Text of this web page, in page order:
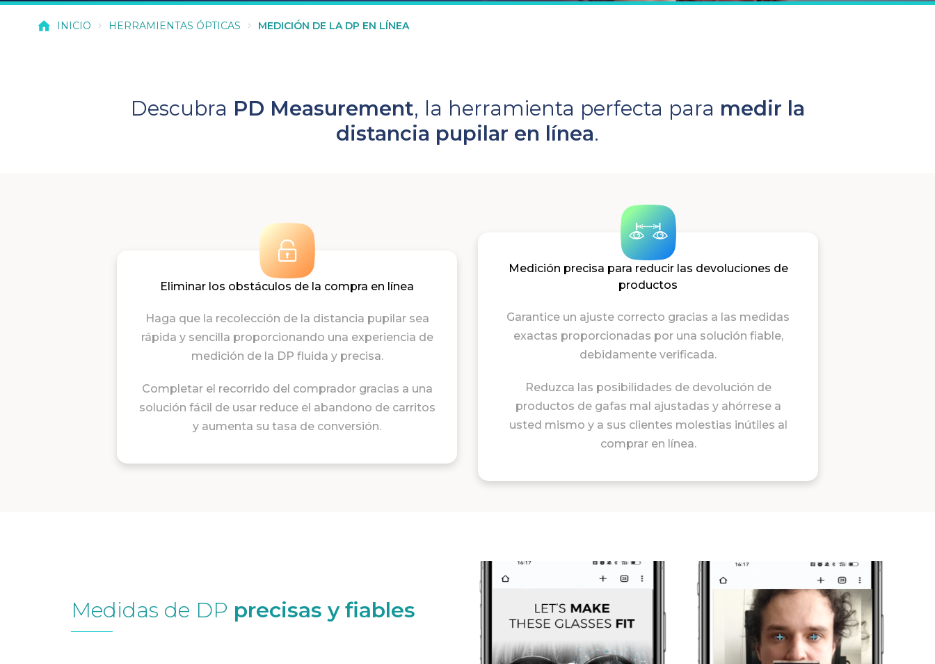
INICIO HERRAMIENTAS ÓPTICAS MEDICIÓN DE LA DP EN LÍNEA
Descubra PD Measurement, la herramienta perfecta para medir la
distancia pupilar en línea.
Eliminar los obstáculos de la compra en línea
Haga que la recolección de la distancia pupilar sea
rápida y sencilla proporcionando una experiencia de
medición de la DP fluida y precisa.
Completar el recorrido del comprador gracias a una
solución fácil de usar reduce el abandono de carritos
y aumenta su tasa de conversión.
Medición precisa para reducir las devoluciones de
productos
Garantice un ajuste correcto gracias a las medidas
exactas proporcionadas por una solución fiable,
debidamente verificada.
Reduzca las posibilidades de devolución de
productos de gafas mal ajustadas y ahórrese a
usted mismo y a sus clientes molestias inútiles al
comprar en línea.
Medidas de DP precisas y fiables